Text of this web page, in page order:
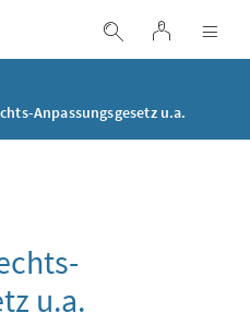
SucheLogin
Anpassungsgesetz u.a.
u.a.